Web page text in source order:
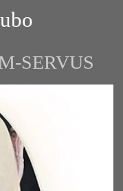
SERVUS